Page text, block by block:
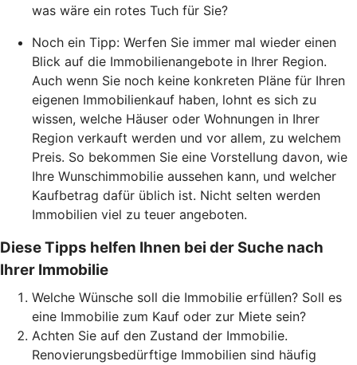
was wäre ein rotes Tuch für Sie?
Noch ein Tipp: Werfen Sie immer mal wieder einen
Blick auf die Immobilienangebote in Ihrer Region.
Auch wenn Sie noch keine konkreten Pläne für Ihren
eigenen Immobilienkauf haben, lohnt es sich zu
wissen, welche Häuser oder Wohnungen in Ihrer
Region verkauft werden und vor allem, zu welchem
Preis. So bekommen Sie eine Vorstellung davon, wie
Ihre Wunschimmobilie aussehen kann, und welcher
Kaufbetrag dafür üblich ist. Nicht selten werden
Immobilien viel zu teuer angeboten.
Diese Tipps helfen Ihnen bei der Suche nach
Ihrer Immobilie
Welche Wünsche soll die Immobilie erfüllen? Soll es
eine Immobilie zum Kauf oder zur Miete sein?
Achten Sie auf den Zustand der Immobilie.
Renovierungsbedürftige Immobilien sind häufig